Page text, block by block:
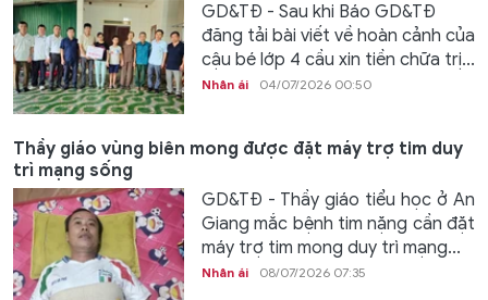
GD&TĐ - Sau khi Báo GD&TĐ
đăng tải bài viết về hoàn cảnh của
cậu bé lớp 4 cầu xin tiền chữa trị...
Nhân ái 04/07/2026 00:50
Thầy giáo vùng biên mong được đặt máy trợ tim duy
trì mạng sống
GD&TĐ - Thầy giáo tiểu học ở An
Giang mắc bệnh tim nặng cần đặt
máy trợ tim mong duy trì mạng...
Nhân ái 08/07/2026 07:35